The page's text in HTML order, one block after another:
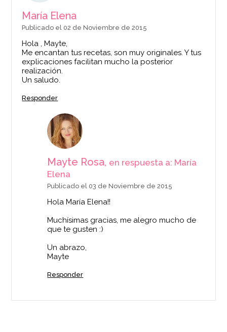
María Elena
Publicado el 02 de Noviembre de 2015
Hola , Mayte,
Me encantan tus recetas, son muy originales. Y tus
explicaciones facilitan mucho la posterior
realización.
Un saludo.
Responder
Mayte Rosa, en respuesta a: María
Elena
Publicado el 03 de Noviembre de 2015
Hola María Elena!!
Muchísimas gracias, me alegro mucho de
que te gusten :)
Un abrazo,
Mayte
Responder